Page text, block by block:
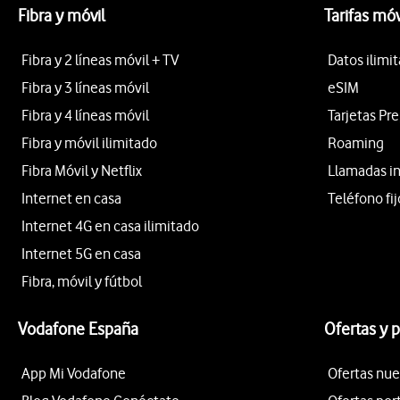
Fibra y móvil
Fibra y 2 líneas móvil + TV
Fibra y 3 líneas móvil
Fibra y 4 líneas móvil
Fibra y móvil ilimitado
Fibra Móvil y Netflix
Internet en casa
Internet 4G en casa ilimitado
Internet 5G en casa
Fibra, móvil y fútbol
Tarifas
Datos
eSIM
Tarjetas
Roaming
Llamadas
Teléfono
Vodafone España
App Mi Vodafone
Ofertas y
Ofertas